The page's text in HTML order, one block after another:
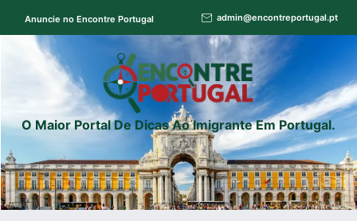
Anuncie no Encontre Portugal admin@encontreportugal.pt
O Maior Portal De Dicas Ao Imigrante Em Portugal.